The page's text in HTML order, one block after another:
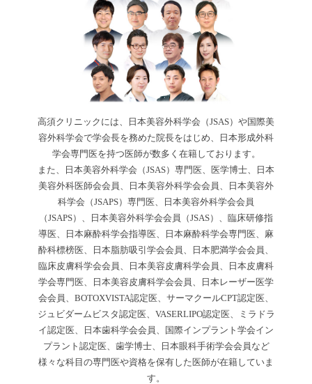
高須クリニックには、日本美容外科学会（JSAS）や国際美
容外科学会で学会長を務めた院長をはじめ、日本形成外科
学会専門医を持つ医師が数多く在籍しております。
また、日本美容外科学会（JSAS）専門医、医学博士、日本
美容外科医師会会員、日本美容外科学会会員、日本美容外
科学会（JSAPS）専門医、日本美容外科学会会員
（JSAPS）、日本美容外科学会会員（JSAS）、臨床研修指
導医、日本麻酔科学会指導医、日本麻酔科学会専門医、麻
酔科標榜医、日本脂肪吸引学会会員、日本肥満学会会員、
臨床皮膚科学会会員、日本美容皮膚科学会員、日本皮膚科
学会専門医、日本美容皮膚科学会会員、日本レーザー医学
会会員、BOTOXVISTA認定医、サーマクールCPT認定医、
ジュビダームビスタ認定医、VASERLIPO認定医、ミラドラ
イ認定医、日本歯科学会会員、国際インプラント学会イン
プラント認定医、歯学博士、日本眼科手術学会会員など
様々な科目の専門医や資格を保有した医師が在籍していま
す。